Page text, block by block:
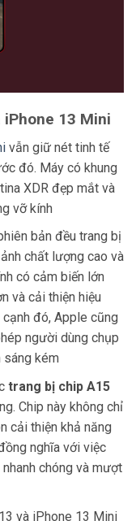
13 Mini
vẫn giữ nét tinh tế
đó. Máy có khung
XDR đẹp mắt và
vỡ kính
bản đều trang bị
chất lượng cao và
có cảm biến lớn
và cải thiện hiệu
đó, Apple cũng
người dùng chụp
sáng kém
trang bị chip A15
Chip này không chỉ
cải thiện khả năng
nghĩa với việc
chóng và mượt
và iPhone 13 Mini